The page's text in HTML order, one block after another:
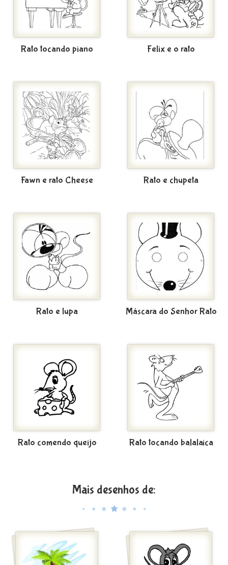
Rato tocando piano Felix e o rato
Fawn e rato Cheese Rato e chupeta
Rato e lupa Máscara do Senhor Rato
Rato comendo queijo Rato tocando balalaica
Mais desenhos de: